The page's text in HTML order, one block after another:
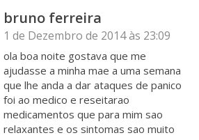
bruno ferreira
1 de Dezembro de 2014 às 23:09
ola boa noite gostava que me
ajudasse a minha mae a uma semana
que lhe anda a dar ataques de panico
foi ao medico e reseitarao
medicamentos que para mim sao
relaxantes e os sintomas sao muito